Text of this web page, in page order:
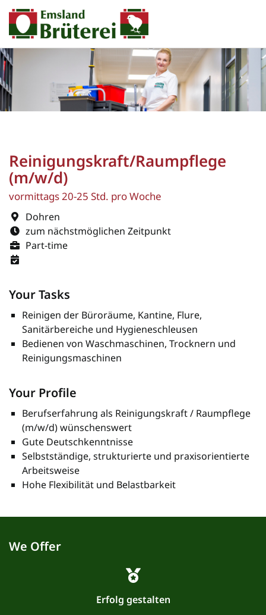
Reinigungskraft/Raumpflege
(m/w/d)
vormittags 20-25 Std. pro Woche
Dohren
zum nächstmöglichen Zeitpunkt
Part-time
Your Tasks
Reinigen der Büroräume, Kantine, Flure,
Sanitärbereiche und Hygieneschleusen
Bedienen von Waschmaschinen, Trocknern und
Reinigungsmaschinen
Your Profile
Berufserfahrung als Reinigungskraft / Raumpflege
(m/w/d) wünschenswert
Gute Deutschkenntnisse
Selbstständige, strukturierte und praxisorientierte
Arbeitsweise
Hohe Flexibilität und Belastbarkeit
We Offer
Erfolg gestalten